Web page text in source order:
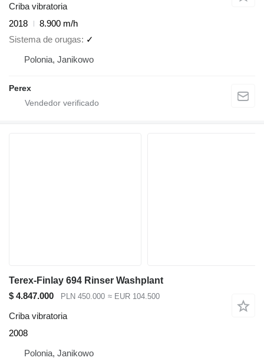
Criba vibratoria
2018
8.900 m/h
Sistema de orugas
✓
Polonia, Janikowo
Perex
Terex-Finlay 694 Rinser Washplant
$ 4.847.000
PLN 450.000 ≈ EUR 104.500
Criba vibratoria
2008
Polonia, Janikowo